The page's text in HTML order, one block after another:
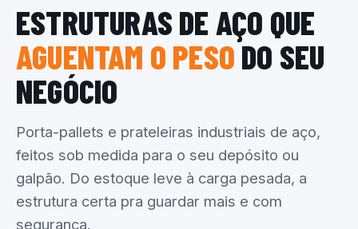
ESTRUTURAS DE AÇO QUE
AGUENTAM O PESODO SEU
NEGÓCIO
Porta-pallets e prateleiras industriais de aço,
feitos sob medida para o seu depósito ou
galpão. Do estoque leve à carga pesada, a
estrutura certa pra guardar mais e com
segurança.